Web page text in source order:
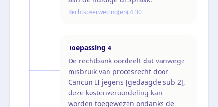
Rechtsoverweging(en):4.30
Toepassing 4
De rechtbank oordeelt dat vanwege
misbruik van procesrecht door
Cancun II jegens [gedaagde sub 2],
deze kostenveroordeling kan
worden toegewezen ondanks de